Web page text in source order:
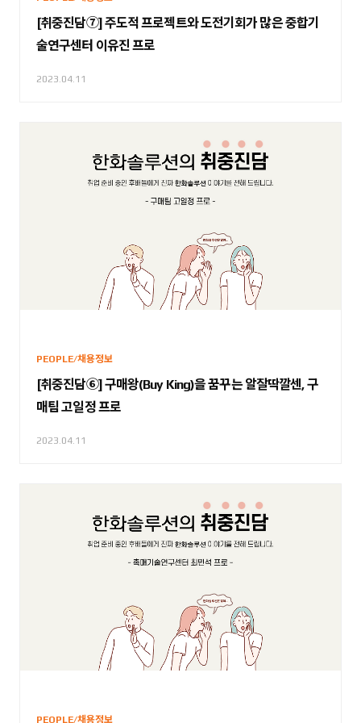
[취중진담⑦] 주도적 프로젝트와 도전기회가 많은 중합기
술연구센터 이유진 프로
2023.04.11
PEOPLE/채용정보
[취중진담⑥] 구매왕(Buy King)을 꿈꾸는 알잘딱깔센, 구
매팀 고일정 프로
2023.04.11
PEOPLE/채용정보